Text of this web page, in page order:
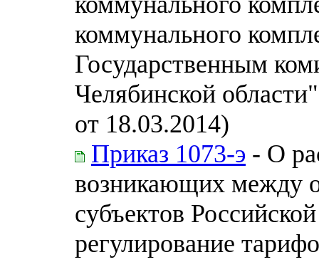
коммунального
Государственным
Челябинской
от 18.03.2014)
Приказ 1073-э - О
возникающих между
субъектов
регулирование